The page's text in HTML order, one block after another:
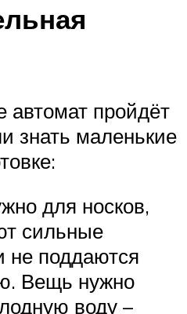
пройдёт
знать маленькие
для носков,
сильные
не поддаются
Вещь нужно
воду –